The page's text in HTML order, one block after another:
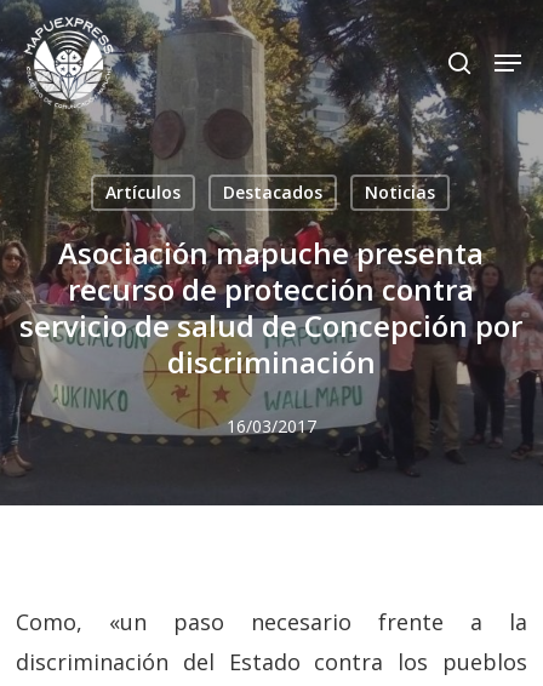
Skip
to
main
content
search
Artículos Destacados Noticias
Asociación mapuche presenta
recurso de protección contra
servicio de salud de Concepción por
discriminación
16/03/2017
Como, «un paso necesario frente a la
discriminación del Estado contra los pueblos
Close
Menu